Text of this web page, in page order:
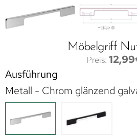
Möbelgriff
12,99
Ausführung
Metall - Chrom glänzend